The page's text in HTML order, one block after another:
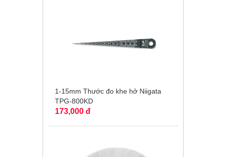
1-15mm Thước đo khe hở Niigata
TPG-800KD
173,000 đ